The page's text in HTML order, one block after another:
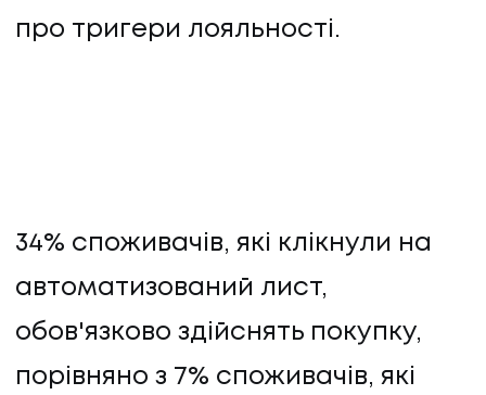
про тригери лояльності.
34% споживачів, які клікнули на
автоматизований лист,
обов'язково здійснять покупку,
порівняно з 7% споживачів, які